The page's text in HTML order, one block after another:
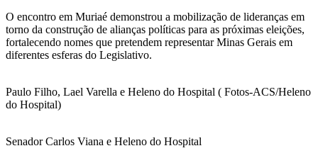
O encontro em Muriaé demonstrou a mobilização de lideranças em
torno da construção de alianças políticas para as próximas eleições,
fortalecendo nomes que pretendem representar Minas Gerais em
diferentes esferas do Legislativo.
Paulo Filho, Lael Varella e Heleno do Hospital ( Fotos-ACS/Heleno
do Hospital)
Senador Carlos Viana e Heleno do Hospital